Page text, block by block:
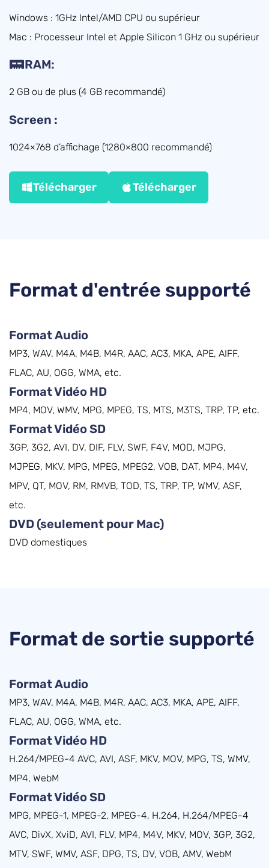
Windows : 1GHz Intel/AMD CPU ou supérieur
Mac : Processeur Intel et Apple Silicon 1 GHz ou supérieur
RAM:
2 GB ou de plus (4 GB recommandé)
Screen :
1024×768 d’affichage (1280×800 recommandé)
Télécharger Télécharger
Format d'entrée supporté
Format Audio
MP3, WAV, M4A, M4B, M4R, AAC, AC3, MKA, APE, AIFF,
FLAC, AU, OGG, WMA, etc.
Format Vidéo HD
MP4, MOV, WMV, MPG, MPEG, TS, MTS, M3TS, TRP, TP, etc.
Format Vidéo SD
3GP, 3G2, AVI, DV, DIF, FLV, SWF, F4V, MOD, MJPG,
MJPEG, MKV, MPG, MPEG, MPEG2, VOB, DAT, MP4, M4V,
MPV, QT, MOV, RM, RMVB, TOD, TS, TRP, TP, WMV, ASF,
etc.
DVD (seulement pour Mac)
DVD domestiques
Format de sortie supporté
Format Audio
MP3, WAV, M4A, M4B, M4R, AAC, AC3, MKA, APE, AIFF,
FLAC, AU, OGG, WMA, etc.
Format Vidéo HD
H.264/MPEG-4 AVC, AVI, ASF, MKV, MOV, MPG, TS, WMV,
MP4, WebM
Format Vidéo SD
MPG, MPEG-1, MPEG-2, MPEG-4, H.264, H.264/MPEG-4
AVC, DivX, XviD, AVI, FLV, MP4, M4V, MKV, MOV, 3GP, 3G2,
MTV, SWF, WMV, ASF, DPG, TS, DV, VOB, AMV, WebM